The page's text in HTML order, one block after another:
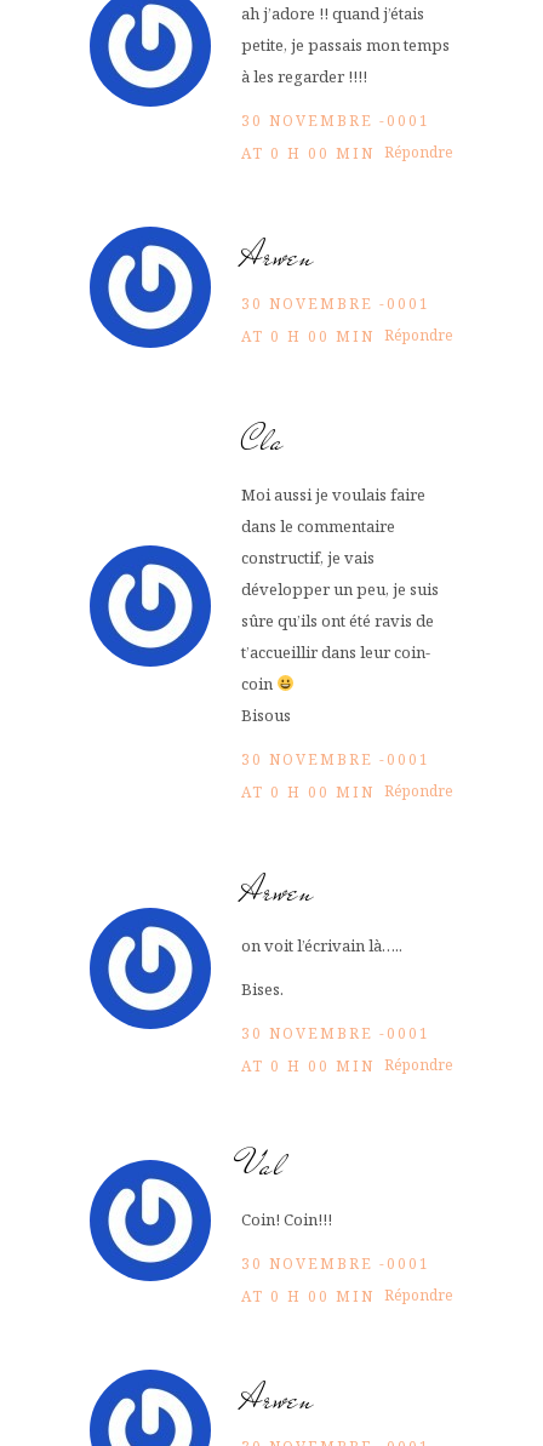
ah j’adore !! quand j’étais
petite, je passais mon temps
à les regarder !!!!
30 NOVEMBRE -0001
AT 0 H 00 MIN Répondre
Arwen
30 NOVEMBRE -0001
AT 0 H 00 MIN Répondre
Cla
Moi aussi je voulais faire
dans le commentaire
constructif, je vais
développer un peu, je suis
sûre qu’ils ont été ravis de
t’accueillir dans leur coin-
coin
Bisous
30 NOVEMBRE -0001
AT 0 H 00 MIN Répondre
Arwen
on voit l’écrivain là…..
Bises.
30 NOVEMBRE -0001
AT 0 H 00 MIN Répondre
Val
Coin! Coin!!!
30 NOVEMBRE -0001
AT 0 H 00 MIN Répondre
Arwen